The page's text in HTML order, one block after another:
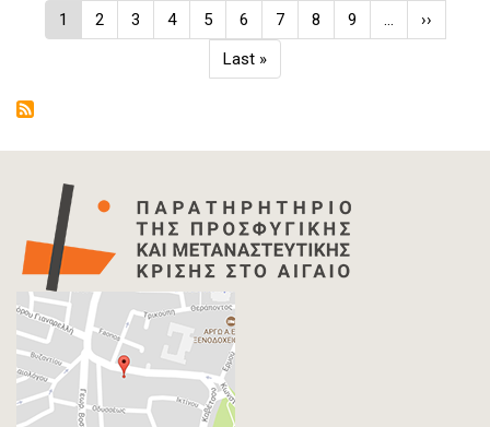
Σελιδοποίηση
Τρέχουσα
σελίδα
1 Σελίδα
2 Σελίδα
3 Σελίδα
4 Σελίδα
5 Σελίδα
6 Σελίδα
7 Σελίδα
8 Σελίδα
9 …
Next
page
››
Last
page
Last »